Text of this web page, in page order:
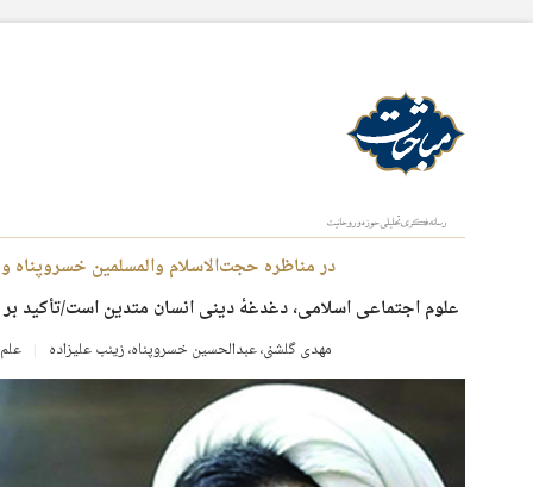
در مناظره حجت‌الاسلام والمسلمین
علوم اجتماعی اسلامی، دغدغهٔ دینی انسان متدین است/تأکید
مهدی گلشنی،عبدالحسین خسروپناه،زینب علیزاده